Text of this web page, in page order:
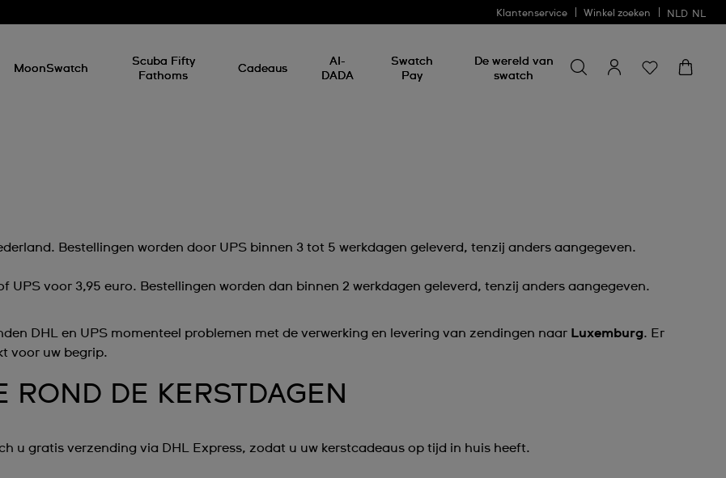
Klantenservice Winkel zoeken NLD NL
MoonSwatch
Scuba Fifty
Fathoms
Cadeaus
AI-
DADA
Swatch
Pay
De wereld van
swatch
naar
iets
Bestellingen worden door UPS binnen 3 tot 5 werkdagen geleverd, tenzij anders aangegeven.
UPS voor 3,95 euro. Bestellingen worden dan binnen 2 werkdagen geleverd, tenzij anders aangegeven.
DHL en UPS momenteel problemen met de verwerking en levering van zendingen naar Luxemburg. Er
voor uw begrip.
ROND DE KERSTDAGEN
u gratis verzending via DHL Express, zodat u uw kerstcadeaus op tijd in huis heeft.